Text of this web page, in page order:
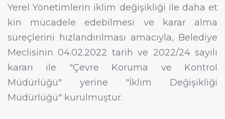
Yerel Yönetimlerin iklim değişikliği ile daha et
kin mücadele edebilmesi ve karar alma
süreçlerini hızlandırılması amacıyla, Belediye
Meclisinin 04.02.2022 tarih ve 2022/24 sayılı
kararı ile "Çevre Koruma ve Kontrol
Müdürlüğü" yerine "İklim Değişikliği
Müdürlüğü" kurulmuştur.